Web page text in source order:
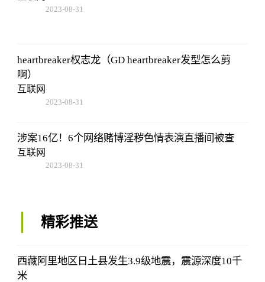
2023-08-31
heartbreaker权志龙（GD heartbreaker发型怎么剪
啊）
互联网
2023-08-31
涉案16亿！6个网络赌博淫秽色情表演直播间被查
互联网
2023-08-31
精彩推送
西藏阿里地区日土县发生3.9级地震，震源深度10千
米